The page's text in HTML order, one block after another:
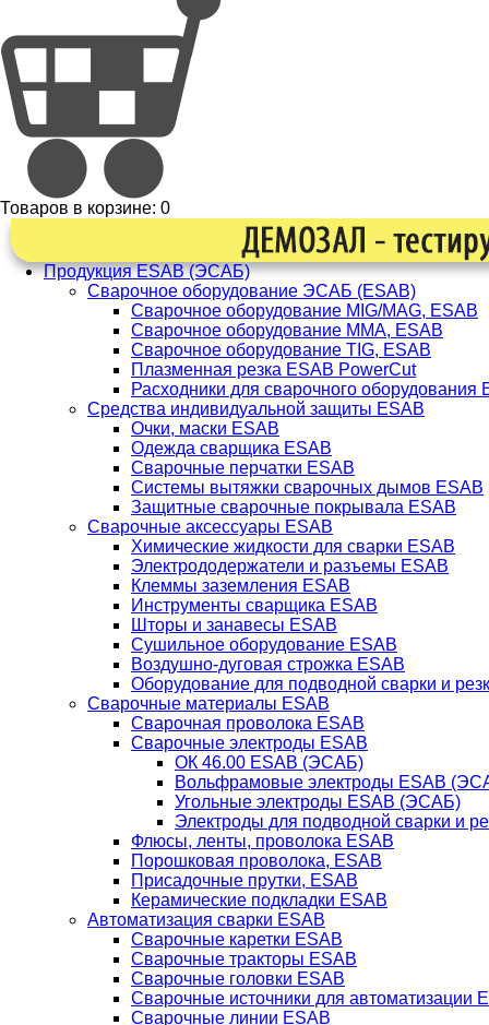
Товаров в корзине: 0
Продукция ESAB (ЭСАБ)
Сварочное оборудование ЭСАБ (ESAB)
Сварочное оборудование MIG/MAG, ESAB
Сварочное оборудование ММА, ESAB
Сварочное оборудование TIG, ESAB
Плазменная резка ESAB PowerCut
Расходники для сварочного оборудования
Средства индивидуальной защиты ESAB
Очки, маски ESAB
Одежда сварщика ESAB
Сварочные перчатки ESAB
Системы вытяжки сварочных дымов ESAB
Защитные сварочные покрывала ESAB
Сварочные аксессуары ESAB
Химические жидкости для сварки ESAB
Электрододержатели и разъемы ESAB
Клеммы заземления ESAB
Инструменты сварщика ESAB
Шторы и занавесы ESAB
Сушильное оборудование ESAB
Воздушно-дуговая строжка ESAB
Оборудование для подводной сварки и
Сварочные материалы ESAB
Сварочная проволока ESAB
Сварочные электроды ESAB
ОК 46.00 ESAB (ЭСАБ)
Вольфрамовые электроды ESAB
Угольные электроды ESAB (ЭСАБ)
Электроды для подводной сварки и
Флюсы, ленты, проволока ESAB
Порошковая проволока, ESAB
Присадочные прутки, ESAB
Керамические подкладки ESAB
Автоматизация сварки ESAB
Сварочные каретки ESAB
Сварочные тракторы ESAB
Сварочные головки ESAB
Сварочные источники для автоматизации
Сварочные линии ESAB